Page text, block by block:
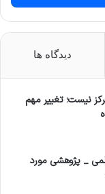
دیدگاه ها
نیست؛ تغییر مهم
_ پژوهشی مورد